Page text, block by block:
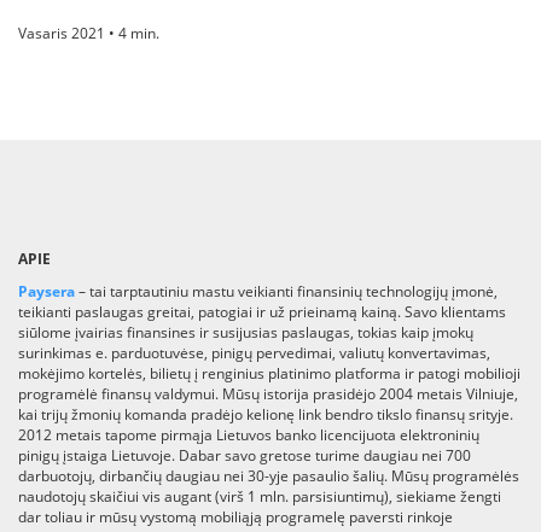
Vasaris 2021 • 4 min.
APIE
Paysera– tai tarptautiniu mastu veikianti finansinių technologijų įmonė,
teikianti paslaugas greitai, patogiai ir už prieinamą kainą. Savo klientams
siūlome įvairias finansines ir susijusias paslaugas, tokias kaip įmokų
surinkimas e. parduotuvėse, pinigų pervedimai, valiutų konvertavimas,
mokėjimo kortelės, bilietų į renginius platinimo platforma ir patogi mobilioji
programėlė finansų valdymui. Mūsų istorija prasidėjo 2004 metais Vilniuje,
kai trijų žmonių komanda pradėjo kelionę link bendro tikslo finansų srityje.
2012 metais tapome pirmąja Lietuvos banko licencijuota elektroninių
pinigų įstaiga Lietuvoje. Dabar savo gretose turime daugiau nei 700
darbuotojų, dirbančių daugiau nei 30-yje pasaulio šalių. Mūsų programėlės
naudotojų skaičiui vis augant (virš 1 mln. parsisiuntimų), siekiame žengti
dar toliau ir mūsų vystomą mobiliąją programelę paversti rinkoje